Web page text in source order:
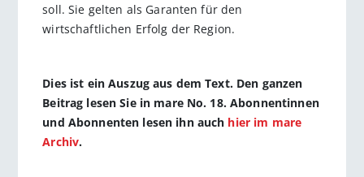
soll. Sie gelten als Garanten für den
wirtschaftlichen Erfolg der Region.
Dies ist ein Auszug aus dem Text. Den ganzen
Beitrag lesen Sie in mare No. 18. Abonnentinnen
und Abonnenten lesen ihn auch hier im mare
Archiv.